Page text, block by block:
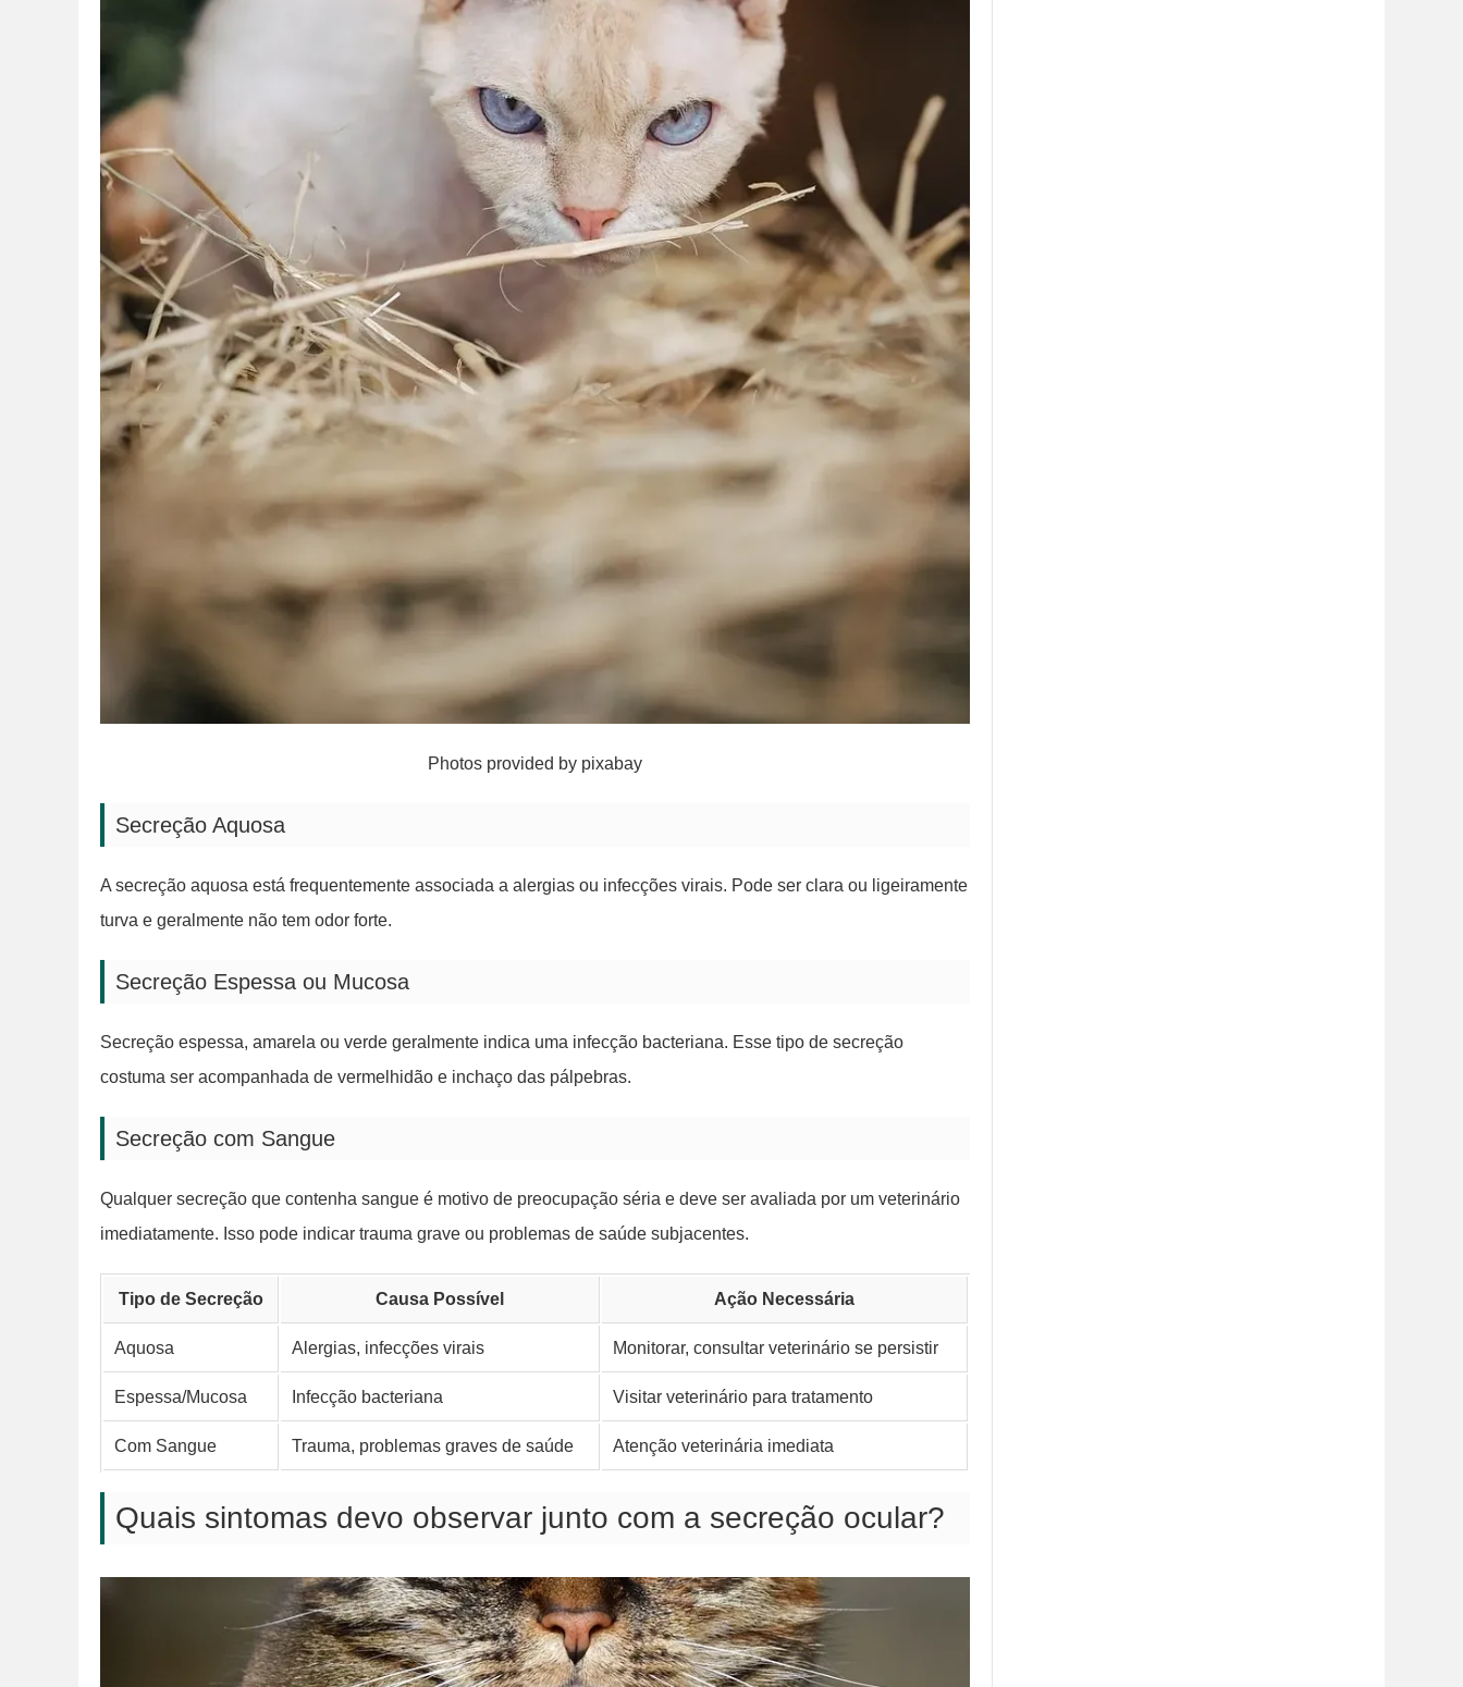
Photos provided by pixabay
Secreção Aquosa
A secreção aquosa está frequentemente associada a alergias ou infecções virais. Pode ser clara ou ligeiramente
turva e geralmente não tem odor forte.
Secreção Espessa ou Mucosa
Secreção espessa, amarela ou verde geralmente indica uma infecção bacteriana. Esse tipo de secreção
costuma ser acompanhada de vermelhidão e inchaço das pálpebras.
Secreção com Sangue
Qualquer secreção que contenha sangue é motivo de preocupação séria e deve ser avaliada por um veterinário
imediatamente. Isso pode indicar trauma grave ou problemas de saúde subjacentes.
Tipo de Secreção Causa Possível Ação Necessária
Aquosa Alergias, infecções virais Monitorar, consultar veterinário se persistir
Espessa/Mucosa Infecção bacteriana Visitar veterinário para tratamento
Com Sangue Trauma, problemas graves de saúde Atenção veterinária imediata
Quais sintomas devo observar junto com a secreção ocular?